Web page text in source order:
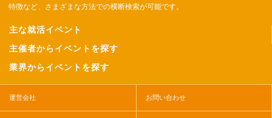
特徴など、さまざまな方法での横断検索が可能です。
主な就活イベント
主催者からイベントを探す
業界からイベントを探す
運営会社 お問い合わせ